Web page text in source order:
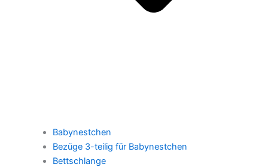
Babynestchen
Bezüge 3-teilig für Babynestchen
Bettschlange